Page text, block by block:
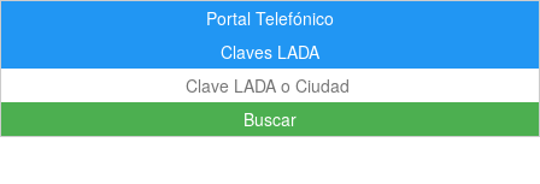
Portal Telefónico
Claves LADA
Buscar